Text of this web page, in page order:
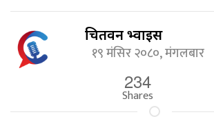
चितवन भ्वाईस
१९ मंसिर २०८०, मंगलबार
234
Shares